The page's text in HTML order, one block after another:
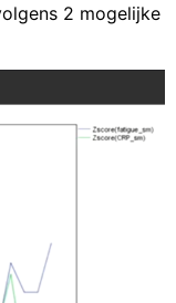
2 mogelijke